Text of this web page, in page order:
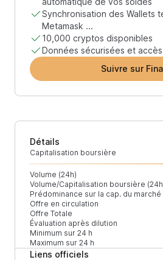
Synchronisation des Wallets
Metamask ...
10,000 cryptos disponibles
Données sécurisées et
Suivre sur
Détails
Capitalisation boursière
Volume (24h)
Volume/Capitalisation boursière
Prédominance sur la cap. du marché
Offre en circulation
Offre Totale
Évaluation après dilution
Minimum sur 24 h
Maximum sur 24 h
Liens officiels